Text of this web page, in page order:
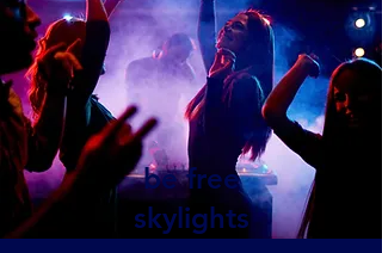
be free
skylights